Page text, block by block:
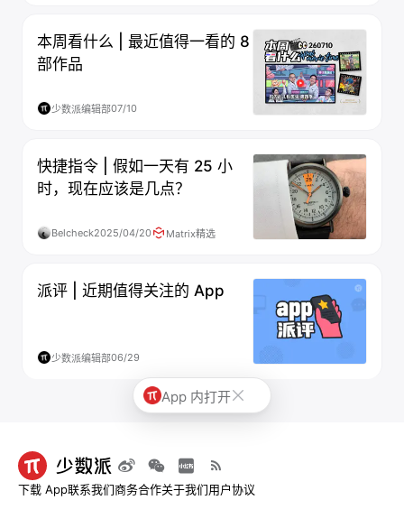
本周看什么 | 最近值得一看的 8
部作品
少数派编辑部07/10
快捷指令 | 假如一天有 25 小
时，现在应该是几点？
Belcheck2025/04/20 Matrix精选
派评 | 近期值得关注的 App
少数派编辑部06/29
App 内打开
下载 App联系我们商务合作关于我们用户协议